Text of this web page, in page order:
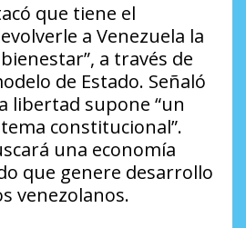
que tiene el
a Venezuela la
a través de
de Estado. Señaló
libertad supone “un
constitucional”.
una economía
que genere desarrollo
venezolanos.